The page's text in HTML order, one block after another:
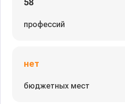
58
профессий
нет
бюджетных мест